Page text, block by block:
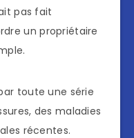
pas fait
un propriétaire
toute une série
des maladies
récentes.